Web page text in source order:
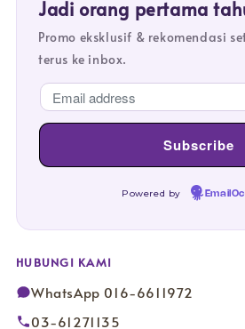
Jadi orang pertama
Promo eksklusif & rekomendasi
terus ke inbox.
Powered by
HUBUNGI KAMI
WhatsApp 016-6611972
03-61271135